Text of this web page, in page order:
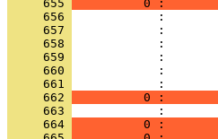
     655
0 :
     656
     657
     658
     659
     660
     661
     662
0 :
     663
     664
0 :